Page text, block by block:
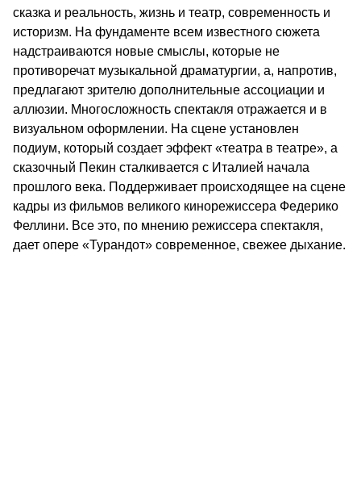
сказка и реальность, жизнь и театр, современность и
историзм. На фундаменте всем известного сюжета
надстраиваются новые смыслы, которые не
противоречат музыкальной драматургии, а, напротив,
предлагают зрителю дополнительные ассоциации и
аллюзии. Многосложность спектакля отражается и в
визуальном оформлении. На сцене установлен
подиум, который создает эффект «театра в театре», а
сказочный Пекин сталкивается с Италией начала
прошлого века. Поддерживает происходящее на сцене
кадры из фильмов великого кинорежиссера Федерико
Феллини. Все это, по мнению режиссера спектакля,
дает опере «Турандот» современное, свежее дыхание.